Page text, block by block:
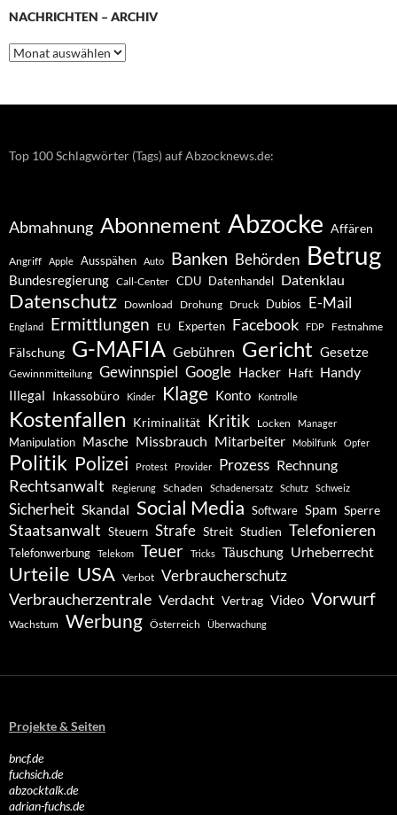
NACHRICHTEN – ARCHIV
Nachrichten
–
Top 100 Schlagwörter (Tags) auf Abzocknews.de:
Abmahnung Abonnement Abzocke Affären
Angriff Apple Ausspähen Auto Banken Behörden Betrug
Bundesregierung Call-Center CDU Datenhandel Datenklau
Datenschutz Download Drohung Druck Dubios E-Mail
England Ermittlungen EU Experten Facebook FDP Festnahme
Fälschung G-MAFIA Gebühren Gericht Gesetze
Gewinnmitteilung Gewinnspiel Google Hacker Haft Handy
Illegal Inkassobüro Kinder Klage Konto Kontrolle
Kostenfallen Kriminalität Kritik Locken Manager
Manipulation Masche Missbrauch Mitarbeiter Mobilfunk Opfer
Politik Polizei Protest Provider Prozess Rechnung
Rechtsanwalt Regierung Schaden Schadenersatz Schutz Schweiz
Sicherheit Skandal Social Media Software Spam Sperre
Staatsanwalt Steuern Strafe Streit Studien Telefonieren
Telefonwerbung Telekom Teuer Tricks Täuschung Urheberrecht
Urteile USA Verbot Verbraucherschutz
Verbraucherzentrale Verdacht Vertrag Video Vorwurf
Wachstum Werbung Österreich Überwachung
Projekte & Seiten
bncf.de
fuchsich.de
abzocktalk.de
adrian-fuchs.de